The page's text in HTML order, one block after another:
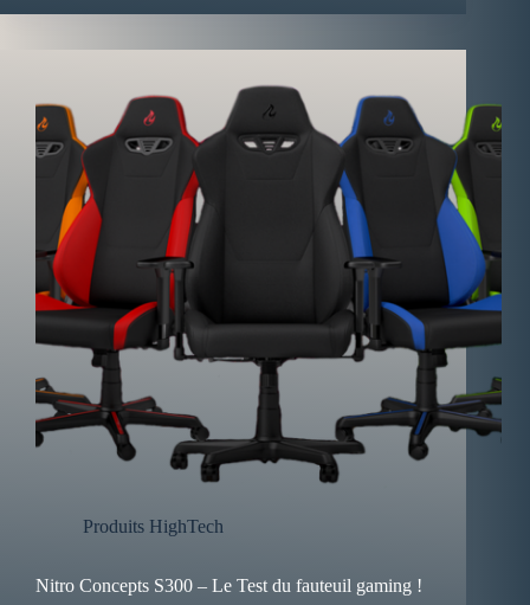
Produits HighTech
Nitro Concepts S300 – Le Test du fauteuil gaming !